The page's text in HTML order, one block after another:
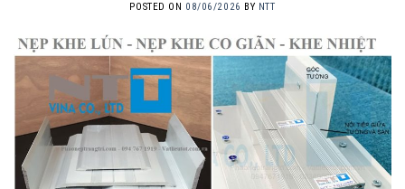
POSTED ON 08/06/2026 BY NTT